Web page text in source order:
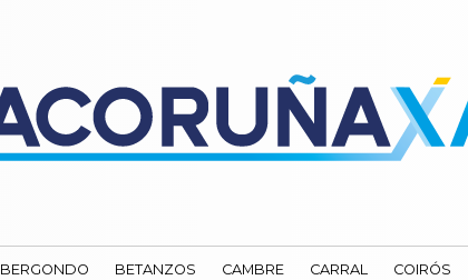
BERGONDO BETANZOS CAMBRE CARRAL COIRÓS